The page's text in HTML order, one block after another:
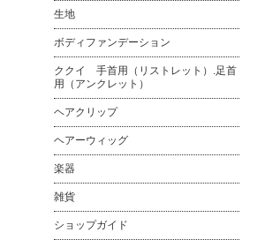
生地
ボディファンデーション
ククイ 手首用（リストレット）.足首
用（アンクレット）
ヘアクリップ
ヘアーウィッグ
楽器
雑貨
ショップガイド